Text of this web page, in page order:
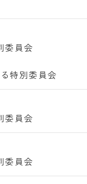
委員会
特別委員会
委員会
委員会